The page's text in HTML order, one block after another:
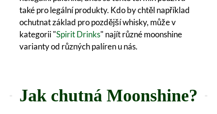
také pro legální produkty. Kdo by chtěl například
ochutnat základ pro pozdější whisky, může v
kategorii "Spirit Drinks" najít různé moonshine
varianty od různých palíren u nás.
Jak chutná Moonshine?